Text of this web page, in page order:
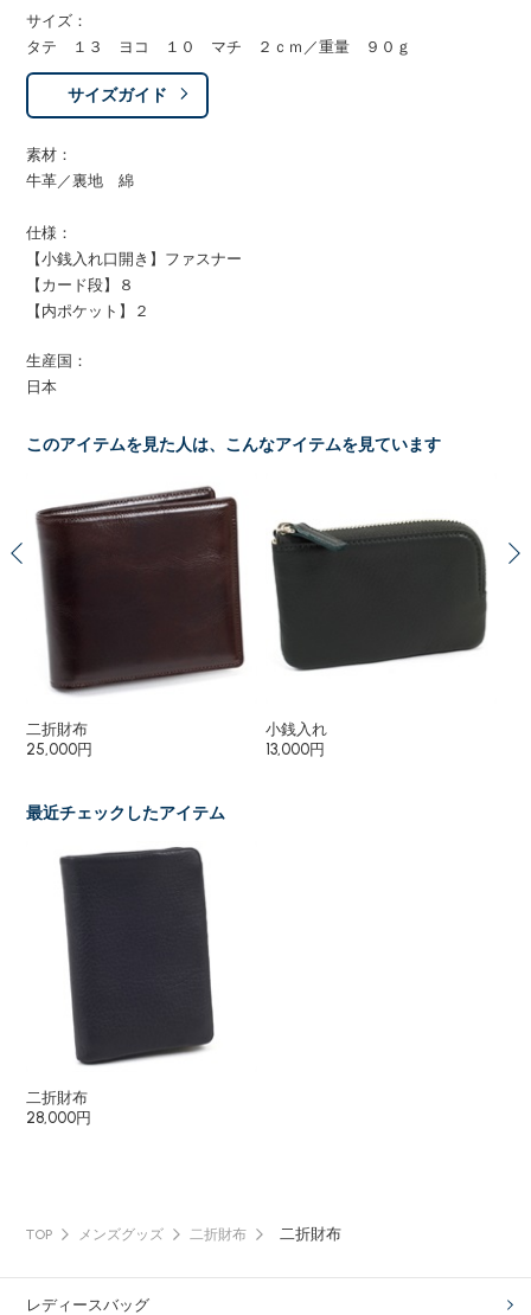
サイズ：
タテ １３ ヨコ １０ マチ ２ｃｍ／重量 ９０ｇ
サイズガイド
素材：
牛革／裏地 綿
仕様：
【小銭入れ口開き】ファスナー
【カード段】８
【内ポケット】２
生産国：
日本
このアイテムを見た人は、こんなアイテムを見ています
二折財布
25,000円
小銭入れ
13,000円
最近チェックしたアイテム
二折財布
28,000円
TOP メンズグッズ 二折財布 二折財布
レディースバッグ